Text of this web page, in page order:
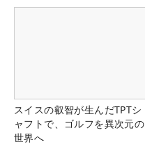
スイスの叡智が生んだTPTシ
ャフトで、ゴルフを異次元の
世界へ